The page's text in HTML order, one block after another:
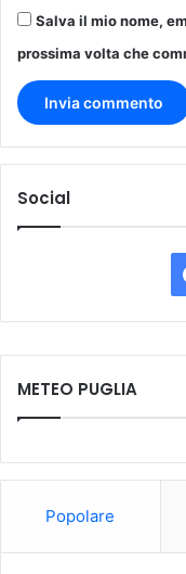
Salva il mio nome,
prossima volta che
Social
METEO PUGLIA
Popolare